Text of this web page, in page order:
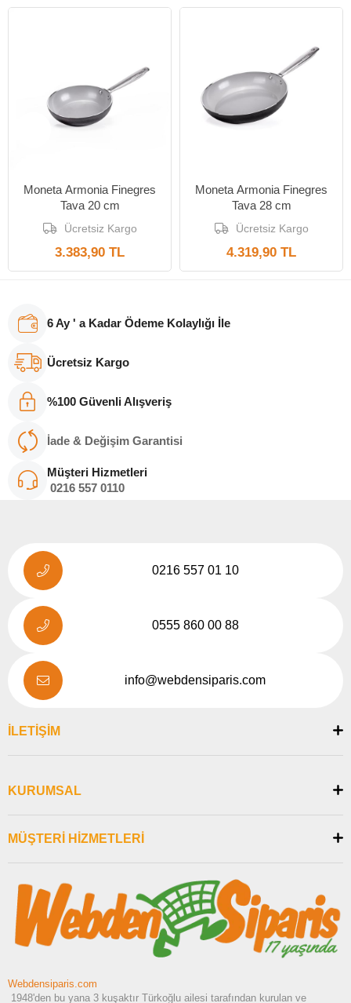
Moneta Armonia Finegres
Tava 20 cm
Ücretsiz Kargo
3.383,90 TL
Moneta Armonia Finegres
Tava 28 cm
Ücretsiz Kargo
4.319,90 TL
6 Ay ' a Kadar Ödeme Kolaylığı İle
Ücretsiz Kargo
%100 Güvenli Alışveriş
İade & Değişim Garantisi
Müşteri Hizmetleri
0216 557 0110
0216 557 01 10
0555 860 00 88
info@webdensiparis.com
İLETİŞİM
KURUMSAL
MÜŞTERİ HİZMETLERİ
Webdensiparis.com
1948'den bu yana 3 kuşaktır Türkoğlu ailesi tarafından kurulan ve